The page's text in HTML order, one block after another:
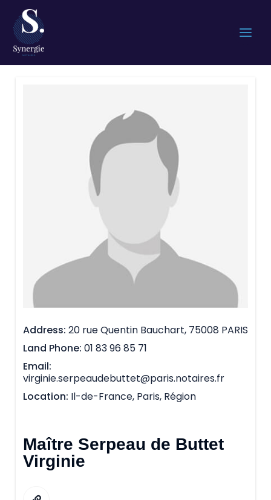
Address 20 rue Quentin Bauchart, 75008 PARIS
Land Phone 01 83 96 85 71
Email
virginie.serpeaudebuttet@paris.notaires.fr
Location Il-de-France, Paris, Région
Maître Serpeau de Buttet
Virginie